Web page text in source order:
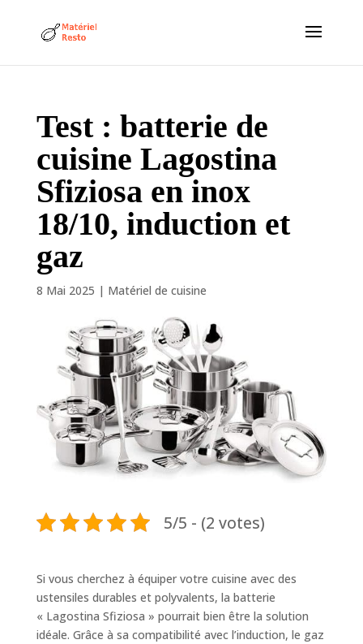
Test : batterie de
cuisine Lagostina
Sfiziosa en inox
18/10, induction et
gaz
8 Mai 2025 | Matériel de cuisine
5/5 - (2 votes)
Si vous cherchez à équiper votre cuisine avec des
ustensiles durables et polyvalents, la batterie
« Lagostina Sfiziosa » pourrait bien être la solution
idéale. Grâce à sa compatibilité avec l’induction, le gaz